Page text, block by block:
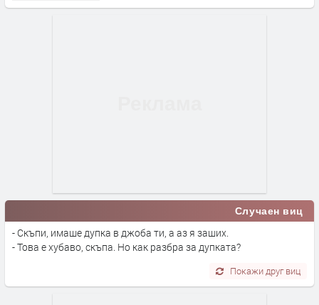
Случаен виц
- Скъпи, имаше дупка в джоба ти, а аз я заших.
- Това е хубаво, скъпа. Но как разбра за дупката?
Покажи друг виц